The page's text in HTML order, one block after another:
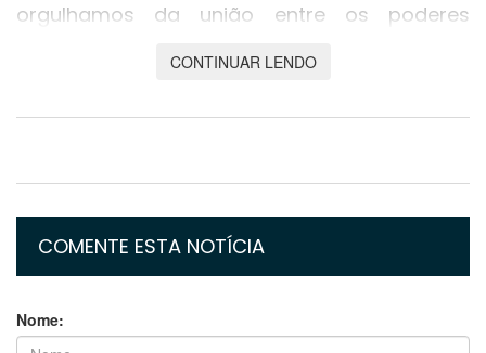
orgulhamos da união entre os poderes
arrecadou mais de 300 mil litros de álcool
havia risco de faltar oxigênio nas unidades de
saúde devido à alta demanda neste
momento da pandemia. Por determinação do
governador Mauro Mendes, acionamos os
empresários para que retornassem os
cilindros vazios à empresa e uma nova
CONTINUAR LENDO
COMENTE ESTA NOTÍCIA
Nome: